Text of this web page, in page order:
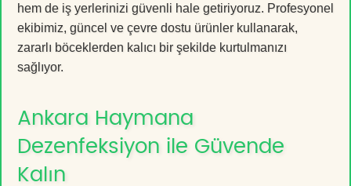
hem de iş yerlerinizi güvenli hale getiriyoruz. Profesyonel
ekibimiz, güncel ve çevre dostu ürünler kullanarak,
zararlı böceklerden kalıcı bir şekilde kurtulmanızı
sağlıyor.
Ankara Haymana
Dezenfeksiyon ile Güvende
Kalın